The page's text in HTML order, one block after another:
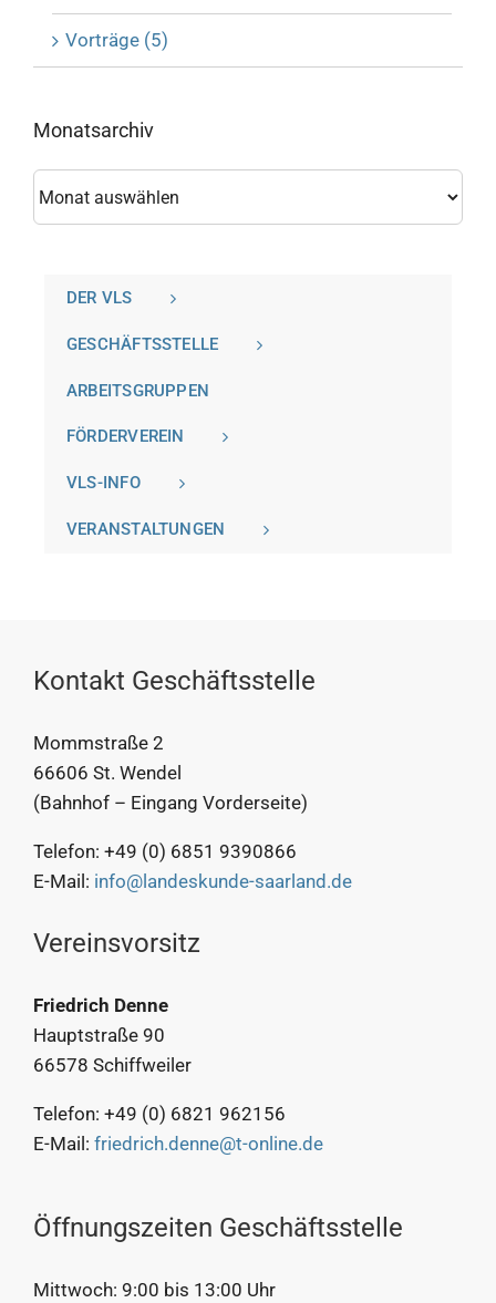
Vorträge (5)
Monatsarchiv
DER VLS
GESCHÄFTSSTELLE
ARBEITSGRUPPEN
FÖRDERVEREIN
VLS-INFO
VERANSTALTUNGEN
Kontakt Geschäftsstelle
Mommstraße 2
66606 St. Wendel
(Bahnhof – Eingang Vorderseite)
Telefon: +49 (0) 6851 9390866
E-Mail: info@landeskunde-saarland.de
Vereinsvorsitz
Friedrich Denne
Hauptstraße 90
66578 Schiffweiler
Telefon: +49 (0) 6821 962156
E-Mail: friedrich.denne@t-online.de
Öffnungszeiten Geschäftsstelle
Mittwoch: 9:00 bis 13:00 Uhr